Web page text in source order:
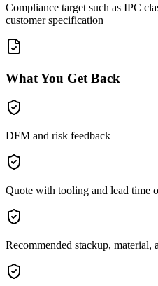
Compliance target such as IPC
customer specification
What You Get Back
DFM and risk feedback
Quote with tooling and lead time
Recommended stackup, material,